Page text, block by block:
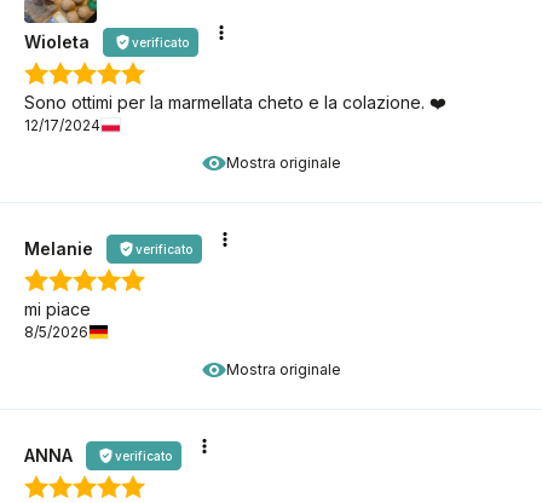
Mostra originale
Wioleta verificato
Sono ottimi per la marmellata cheto e la colazione. ❤️
12/17/2024
Mostra originale
Melanie verificato
mi piace
8/5/2026
ANNA verificato